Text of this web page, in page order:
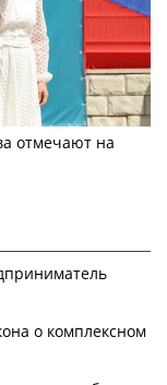
отмечают на
о комплексном